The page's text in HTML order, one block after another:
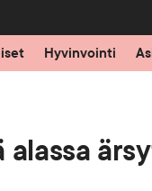
Hyvinvointi